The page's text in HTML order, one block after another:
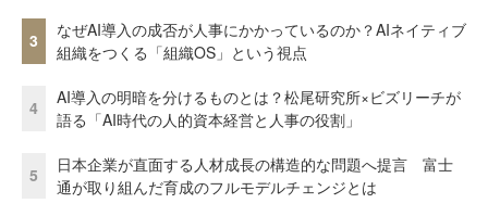
3
なぜAI導入の成否が人事にかかっているのか？AIネイティブ
組織をつくる「組織OS」という視点
4
AI導入の明暗を分けるものとは？松尾研究所×ビズリーチが
語る「AI時代の人的資本経営と人事の役割」
5
日本企業が直面する人材成長の構造的な問題へ提言 富士
通が取り組んだ育成のフルモデルチェンジとは